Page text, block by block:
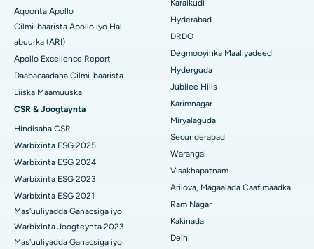
Isbitaalka ugu Fiican DRDO, Hyderabad
Isbitaalka ugu Fiican ee GS Road, Guwahati
Isbitaalka ugu Fiican Hyderguda, Hyderabad
Isbitaalka ugu Fiican ee Vijay Nagar, Indore
Isbitaalka ugu Fiican ee Wadada Weyn ee Suryaropeta,
Kakinada
Isbitaalka ugu Fiican ee Wadada Wareega Canal, Kolkata
Isbitaalka ugu Fiican CBD Belapur, Navi Mumbai
Isbitaalka ugu Fiican Panchavati, Nashik
Kolonoscopy
Polypectomy
Xoojinta Deep Brain
Ka-qaadista kelyaha
Parathyroidectomy
Qalliinka Cytoreductive
Beddelka Jilibka Wadarta dhoobada
Ercp
Aqoonta Apollo
Cilmi-baarista Apollo iyo Hal-
abuurka (ARI)
Apollo Excellence Report
Daabacaadaha Cilmi-baarista
Liiska Maamuuska
CSR & Joogtaynta
Hindisaha CSR
Warbixinta ESG 2025
Warbixinta ESG 2024
Warbixinta ESG 2023
Warbixinta ESG 2021
Mas'uuliyadda Ganacsiga iyo
Warbixinta Joogteynta 2023
Mas'uuliyadda Ganacsiga iyo
Karaikudi
Hyderabad
DRDO
Degmooyinka Maaliyadeed
Hyderguda
Jubilee Hills
Karimnagar
Miryalaguda
Secunderabad
Warangal
Visakhapatnam
Arilova, Magaalada Caafimaadka
Ram Nagar
Kakinada
Delhi